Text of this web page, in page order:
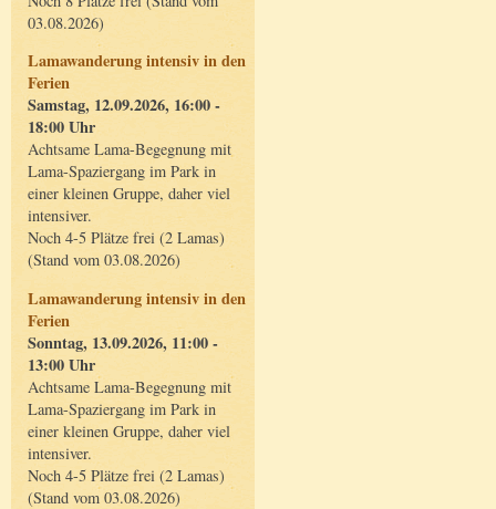
03.08.2026)
Lamawanderung intensiv in den
Ferien
Samstag, 12.09.2026, 16:00 -
18:00 Uhr
Achtsame Lama-Begegnung mit
Lama-Spaziergang im Park in
einer kleinen Gruppe, daher viel
intensiver.
Noch 4-5 Plätze frei (2 Lamas)
(Stand vom 03.08.2026)
Lamawanderung intensiv in den
Ferien
Sonntag, 13.09.2026, 11:00 -
13:00 Uhr
Achtsame Lama-Begegnung mit
Lama-Spaziergang im Park in
einer kleinen Gruppe, daher viel
intensiver.
Noch 4-5 Plätze frei (2 Lamas)
(Stand vom 03.08.2026)